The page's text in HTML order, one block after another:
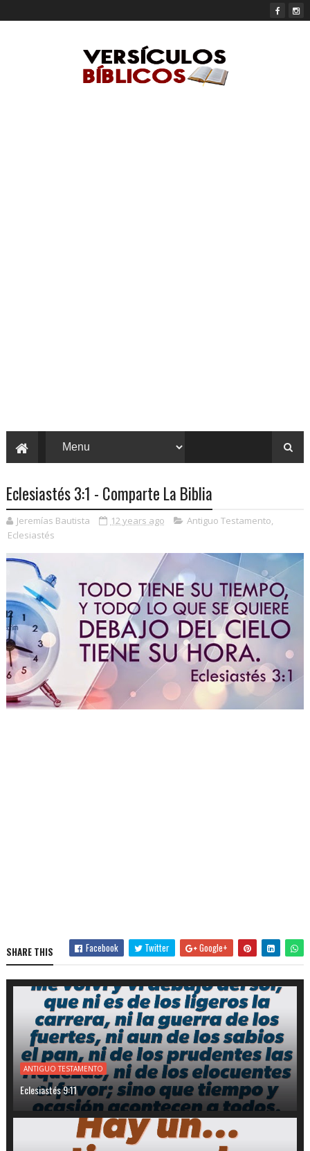
Eclesiastés 3:1 - Comparte La Biblia
Jeremías Bautista 12 years ago Antiguo Testamento,
Eclesiastés
SHARE THIS Facebook Twitter Google+
ANTIGUO TESTAMENTO
Eclesiastés 9:11